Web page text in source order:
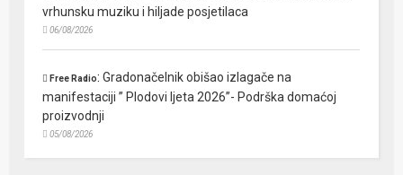
vrhunsku muziku i hiljade posjetilaca
06/08/2026
Free Radio:Gradonačelnik obišao izlagače na
manifestaciji ” Plodovi ljeta 2026”- Podrška domaćoj
proizvodnji
05/08/2026